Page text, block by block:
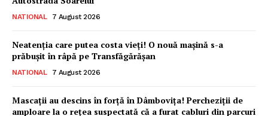
NATIONAL 7 August 2026
Neatenția care putea costa vieți! O nouă mașină s-a
prăbușit în râpă pe Transfăgărășan
NATIONAL 7 August 2026
Mascații au descins în forță în Dâmbovița! Percheziții de
amploare la o rețea suspectată că a furat cabluri din parcuri